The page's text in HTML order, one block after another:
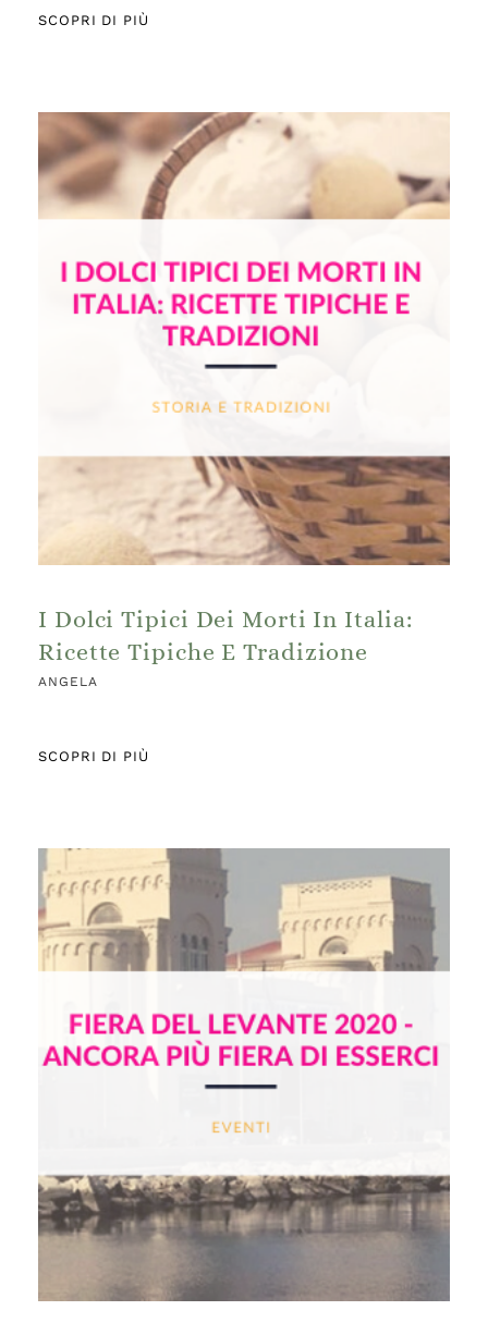
SCOPRI DI PIÙ
I Dolci Tipici Dei Morti In Italia:
Ricette Tipiche E Tradizione
ANGELA
SCOPRI DI PIÙ